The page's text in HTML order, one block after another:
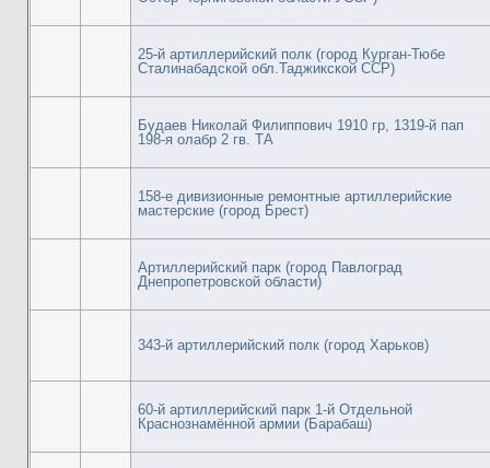
25-й артиллерийский полк (город Курган-Тюбе
Сталинабадской обл.Таджикской ССР)
Будаев Николай Филиппович 1910 гр, 1319-й пап
198-я олабр 2 гв. ТА
158-е дивизионные ремонтные артиллерийские
мастерские (город Брест)
Артиллерийский парк (город Павлоград
Днепропетровской области)
343-й артиллерийский полк (город Харьков)
60-й артиллерийский парк 1-й Отдельной
Краснознамённой армии (Барабаш)